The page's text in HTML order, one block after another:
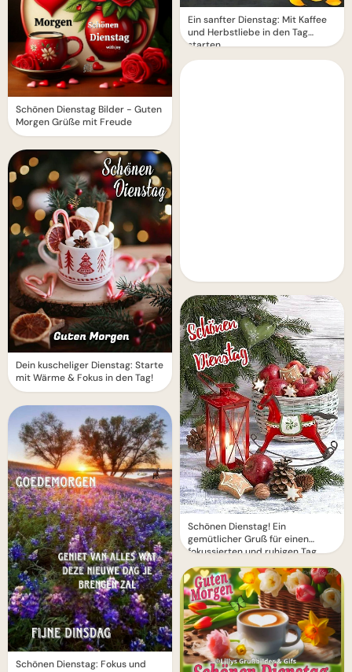
Schönen Dienstag Bilder - Guten
Morgen Grüße mit Freude
Dein kuscheliger Dienstag: Starte
mit Wärme & Fokus in den Tag!
Schönen Dienstag: Fokus und
Ein sanfter Dienstag: Mit Kaffee
und Herbstliebe in den Tag
starten
Schönen Dienstag! Ein
gemütlicher Gruß für einen
fokussierten und ruhigen Tag.